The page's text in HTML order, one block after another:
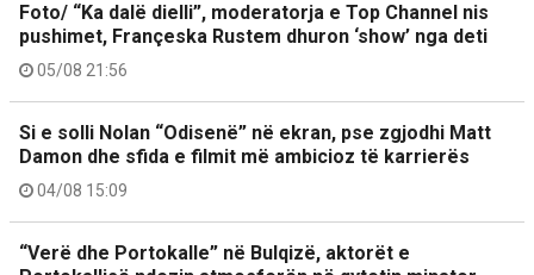
Foto/ “Ka dalë dielli”, moderatorja e Top Channel nis
pushimet, Françeska Rustem dhuron ‘show’ nga deti
05/08 21:56
Si e solli Nolan “Odisenë” në ekran, pse zgjodhi Matt
Damon dhe sfida e filmit më ambicioz të karrierës
04/08 15:09
“Verë dhe Portokalle” në Bulqizë, aktorët e